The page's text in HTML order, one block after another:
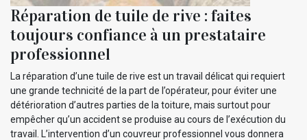
Réparation de tuile de rive : faites
toujours confiance à un prestataire
professionnel
La réparation d’une tuile de rive est un travail délicat qui requiert
une grande technicité de la part de l’opérateur, pour éviter une
détérioration d’autres parties de la toiture, mais surtout pour
empêcher qu’un accident se produise au cours de l’exécution du
travail. L’intervention d’un couvreur professionnel vous donnera